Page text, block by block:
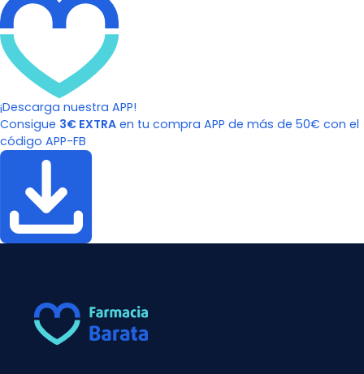
¡Descarga nuestra APP!
Consigue 3€ EXTRA en tu compra APP de más de 50€ con el
código APP-FB